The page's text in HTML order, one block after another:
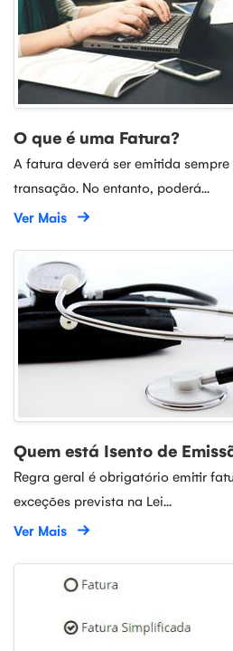
O que é uma Fatura?
A fatura deverá ser emitida
transação. No entanto, poderá...
Ver Mais
Quem está Isento de
Regra geral é obrigatório emitir
exceções prevista na Lei...
Ver Mais